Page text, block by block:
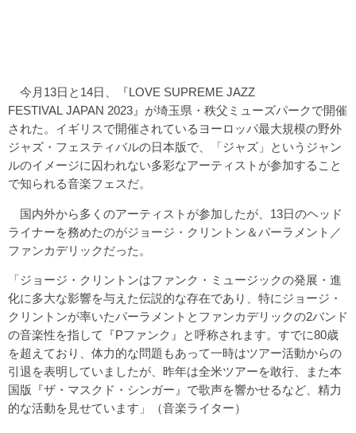
今月13日と14日、『LOVE SUPREME JAZZ
FESTIVAL JAPAN 2023』が埼玉県・秩父ミューズパークで開催
された。イギリスで開催されているヨーロッパ最大規模の野外
ジャズ・フェスティバルの日本版で、「ジャズ」というジャン
ルのイメージに囚われない多彩なアーティストが参加すること
で知られる音楽フェスだ。
国内外から多くのアーティストが参加したが、13日のヘッド
ライナーを務めたのがジョージ・クリントン＆パーラメント／
ファンカデリックだった。
「ジョージ・クリントンはファンク・ミュージックの発展・進
化に多大な影響を与えた伝説的な存在であり、特にジョージ・
クリントンが率いたパーラメントとファンカデリックの2バンド
の音楽性を指して『Pファンク』と呼称されます。すでに80歳
を超えており、体力的な問題もあって一時はツアー活動からの
引退を表明していましたが、昨年は全米ツアーを敢行、また本
国版『ザ・マスクド・シンガー』で歌声を響かせるなど、精力
的な活動を見せています」（音楽ライター）